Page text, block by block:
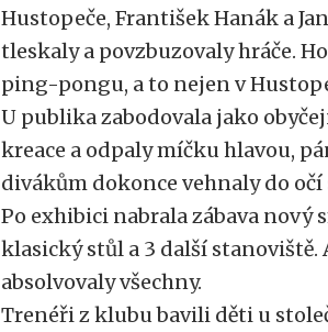
Hustopeče, František Hanák a
tleskaly a povzbuzovaly hráče.
ping-pongu, a to nejen v
U publika zabodovala jako
kreace a odpaly míčku hlavou,
divákům dokonce vehnaly do
Po exhibici nabrala zábava nový
klasický stůl a 3 další
absolvovaly všechny.
Trenéři z klubu bavili děti u